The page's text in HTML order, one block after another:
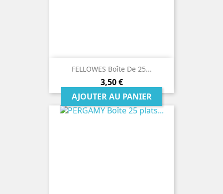
FELLOWES Boîte De 25...
Prix
3,50 €
AJOUTER AU PANIER